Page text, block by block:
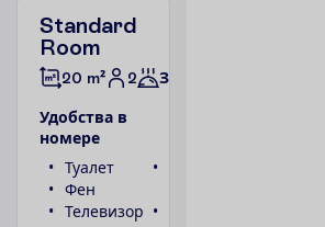
Standard
Room
20 m² 2 Завтраки
Удобства в
номере
Туалет
Фен
Телевизор